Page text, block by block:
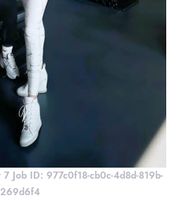
Job ID: 977c0f18-cb0c-4d8d-819b-